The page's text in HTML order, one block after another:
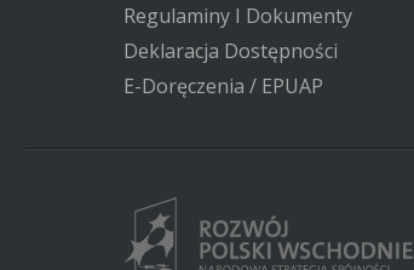
Regulaminy I Dokumenty
Deklaracja Dostępności
E-Doręczenia / EPUAP